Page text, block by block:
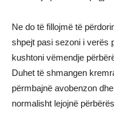
Ne do të fillojmë të
shpejt pasi sezoni i verës
kushtoni vëmendje
Duhet të shmangen
përmbajnë avobenzon
normalisht lejojnë